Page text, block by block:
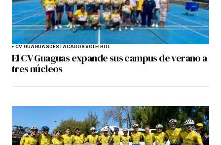
CV GUAGUASDESTACADOSVOLEIBOL
El CV Guaguas expande sus campus de verano a
tres núcleos